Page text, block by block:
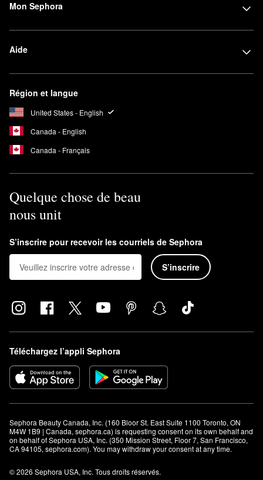
Mon Sephora
Aide
Région et langue
United States - English
Canada - English
Canada - Français
Quelque chose de beau
nous unit
S’inscrire pour recevoir les courriels de Sephora
S’inscrire
Téléchargez l’appli Sephora
Sephora Beauty Canada, Inc. (160 Bloor St. East Suite 1100 Toronto, ON
M4W 1B9 | Canada, sephora.ca) is requesting consent on its own behalf and
on behalf of Sephora USA, Inc. (350 Mission Street, Floor 7, San Francisco,
CA 94105, sephora.com). You may withdraw your consent at any time.
© 2026 Sephora USA, Inc. Tous droits réservés.